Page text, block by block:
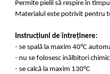
Permite pielii să respire în
Materialul este potrivit pentru
Instrucțiuni de întreținere:
- se spală la maxim 40°C
- nu se folosesc inălbitori
- se calcă la maxim 130°C